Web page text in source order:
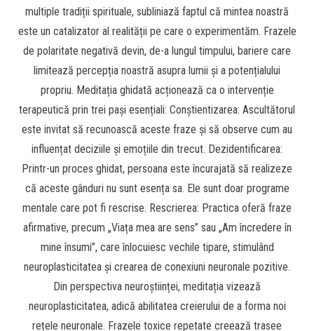
multiple tradiții spirituale, subliniază faptul că mintea noastră
este un catalizator al realității pe care o experimentăm. Frazele
de polaritate negativă devin, de-a lungul timpului, bariere care
limitează percepția noastră asupra lumii și a potențialului
propriu. Meditația ghidată acționează ca o intervenție
terapeutică prin trei pași esențiali: Conștientizarea: Ascultătorul
este invitat să recunoască aceste fraze și să observe cum au
influențat deciziile și emoțiile din trecut. Dezidentificarea:
Printr-un proces ghidat, persoana este încurajată să realizeze
că aceste gânduri nu sunt esența sa. Ele sunt doar programe
mentale care pot fi rescrise. Rescrierea: Practica oferă fraze
afirmative, precum „Viața mea are sens” sau „Am încredere în
mine însumi”, care înlocuiesc vechile tipare, stimulând
neuroplasticitatea și crearea de conexiuni neuronale pozitive.
Din perspectiva neuroștiinței, meditația vizează
neuroplasticitatea, adică abilitatea creierului de a forma noi
rețele neuronale. Frazele toxice repetate creează trasee